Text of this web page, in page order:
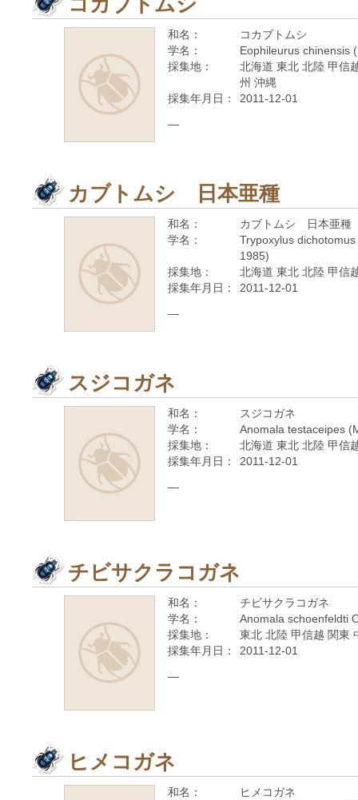
和名：
コカブトムシ
学名：
Eophileurus chinensis
採集地：
北海道 東北 北陸 甲信
州 沖縄
採集年月日：
2011-12-01
—
カブトムシ 日本亜種
和名：
カブトムシ 日本亜種
学名：
Trypoxylus
1985)
採集地：
北海道 東北 北陸 甲信
採集年月日：
2011-12-01
—
スジコガネ
和名：
スジコガネ
学名：
Anomala testaceipes
採集地：
北海道 東北 北陸 甲信
採集年月日：
2011-12-01
—
チビサクラコガネ
和名：
チビサクラコガネ
学名：
Anomala schoenfeldti
採集地：
東北 北陸 甲信越 関東
採集年月日：
2011-12-01
—
ヒメコガネ
和名：
ヒメコガネ